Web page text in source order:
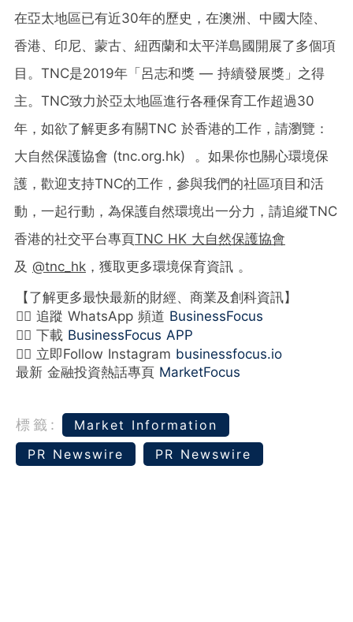
在亞太地區已有近30年的歷史，在澳洲、中國大陸、
香港、印尼、蒙古、紐西蘭和太平洋島國開展了多個項
目。TNC是2019年「呂志和獎 — 持續發展獎」之得
主。TNC致力於亞太地區進行各種保育工作超過30
年，如欲了解更多有關TNC 於香港的工作，請瀏覽：
大自然保護協會 (tnc.org.hk) 。如果你也關心環境保
護，歡迎支持TNC的工作，參與我們的社區項目和活
動，一起行動，為保護自然環境出一分力，請追縱TNC
香港的社交平台專頁TNC HK 大自然保護協會
及 @tnc_hk ，獲取更多環境保育資訊 。
【了解更多最快最新的財經、商業及創科資訊】
👉🏻 追蹤 WhatsApp 頻道 BusinessFocus
👉🏻 下載 BusinessFocus APP
👉🏻 立即Follow Instagram businessfocus.io
最新 金融投資熱話專頁 MarketFocus
標籤:
Market Information
PR Newswire
PR Newswire